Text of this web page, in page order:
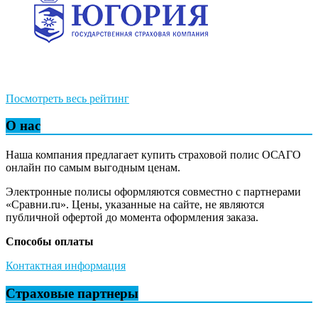
Посмотреть весь рейтинг
О нас
Наша компания предлагает купить страховой полис ОСАГО
онлайн по самым выгодным ценам.
Электронные полисы оформляются совместно с партнерами
«Сравни.ru». Цены, указанные на сайте, не являются
публичной офертой до момента оформления заказа.
Способы оплаты
Контактная информация
Страховые партнеры